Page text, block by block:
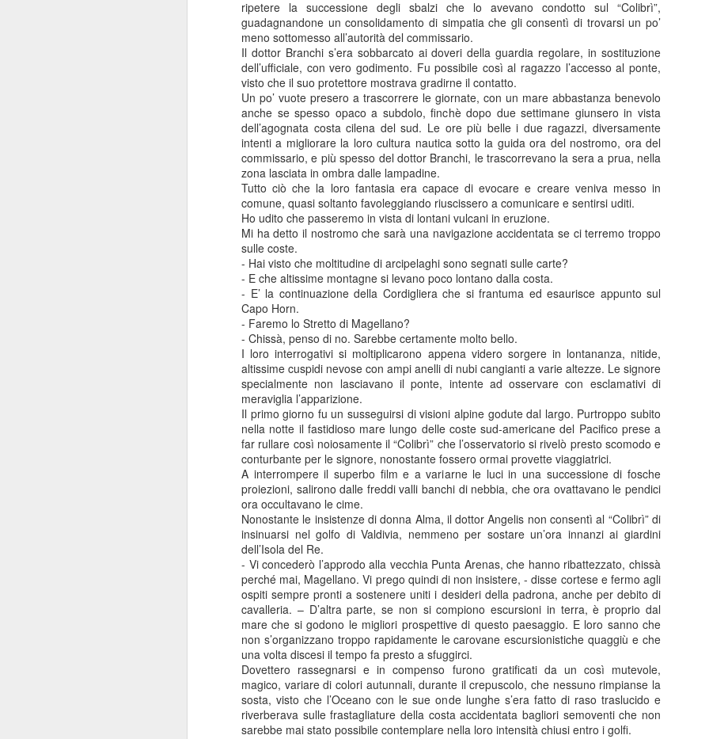
ripetere la successione degli sbalzi che lo avevano condotto sul “Colibrì”,
guadagnandone un consolidamento di simpatia che gli consentì di trovarsi un po’
meno sottomesso all’autorità del commissario.
Il dottor Branchi s’era sobbarcato ai doveri della guardia regolare, in sostituzione
dell’ufficiale, con vero godimento. Fu possibile così al ragazzo l’accesso al ponte,
visto che il suo protettore mostrava gradirne il contatto.
Un po’ vuote presero a trascorrere le giornate, con un mare abbastanza benevolo
anche se spesso opaco a subdolo, finchè dopo due settimane giunsero in vista
dell’agognata costa cilena del sud. Le ore più belle i due ragazzi, diversamente
intenti a migliorare la loro cultura nautica sotto la guida ora del nostromo, ora del
commissario, e più spesso del dottor Branchi, le trascorrevano la sera a prua, nella
zona lasciata in ombra dalle lampadine.
Tutto ciò che la loro fantasia era capace di evocare e creare veniva messo in
comune, quasi soltanto favoleggiando riuscissero a comunicare e sentirsi uditi.
Ho udito che passeremo in vista di lontani vulcani in eruzione.
Mi ha detto il nostromo che sarà una navigazione accidentata se ci terremo troppo
sulle coste.
- Hai visto che moltitudine di arcipelaghi sono segnati sulle carte?
- E che altissime montagne si levano poco lontano dalla costa.
- E’ la continuazione della Cordigliera che si frantuma ed esaurisce appunto sul
Capo Horn.
- Faremo lo Stretto di Magellano?
- Chissà, penso di no. Sarebbe certamente molto bello.
I loro interrogativi si moltiplicarono appena videro sorgere in lontananza, nitide,
altissime cuspidi nevose con ampi anelli di nubi cangianti a varie altezze. Le signore
specialmente non lasciavano il ponte, intente ad osservare con esclamativi di
meraviglia l’apparizione.
Il primo giorno fu un susseguirsi di visioni alpine godute dal largo. Purtroppo subito
nella notte il fastidioso mare lungo delle coste sud-americane del Pacifico prese a
far rullare così noiosamente il “Colibrì” che l’osservatorio si rivelò presto scomodo e
conturbante per le signore, nonostante fossero ormai provette viaggiatrici.
A interrompere il superbo film e a variarne le luci in una successione di fosche
proiezioni, salirono dalle freddi valli banchi di nebbia, che ora ovattavano le pendici
ora occultavano le cime.
Nonostante le insistenze di donna Alma, il dottor Angelis non consentì al “Colibrì” di
insinuarsi nel golfo di Valdivia, nemmeno per sostare un’ora innanzi ai giardini
dell’Isola del Re.
- Vi concederò l’approdo alla vecchia Punta Arenas, che hanno ribattezzato, chissà
perché mai, Magellano. Vi prego quindi di non insistere, - disse cortese e fermo agli
ospiti sempre pronti a sostenere uniti i desideri della padrona, anche per debito di
cavalleria. – D’altra parte, se non si compiono escursioni in terra, è proprio dal
mare che si godono le migliori prospettive di questo paesaggio. E loro sanno che
non s’organizzano troppo rapidamente le carovane escursionistiche quaggiù e che
una volta discesi il tempo fa presto a sfuggirci.
Dovettero rassegnarsi e in compenso furono gratificati da un così mutevole,
magico, variare di colori autunnali, durante il crepuscolo, che nessuno rimpianse la
sosta, visto che l’Oceano con le sue onde lunghe s’era fatto di raso traslucido e
riverberava sulle frastagliature della costa accidentata bagliori semoventi che non
sarebbe mai stato possibile contemplare nella loro intensità chiusi entro i golfi.
Durante il consiglio comunale del 16 dicembre 2024 sono intervenuto in merito ad una
Asl4 che prevede la cessione di un lotto di terreno vicino a Villa Laura, da destinarsi alla
ad uso uffici per le necessità di Asl4.
La proposta è stata approvata.
Consiglio Comunale 28 novembre 2024 - Sestri Levante -
Durante la seduta di consiglio comunale di Sestri Levante del 28 novembre 2024 ho
tema del restauro delle chiese storiche del nostro comune.
E'un tema al quale tengo molto.
La legge consentirebbe al Comune di erogare contributi per il restauro di questi monumenti: i
prelevati dall'imposta di soggiorno che ha proprio come destinazione anche il restauro di
Purtroppo il sindaco Solinas mi ha dato una risposta interlocutoria, che ho incluso nel video.
Ci vorrebbe più coraggio da parte dell'Amministrazione nel supportare le comunità
e tante risorse mantengono le nostre chiese storiche a beneficio di tutti.